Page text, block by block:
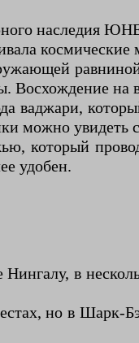
наследия
на
ваджари,
можно увидеть
который
удобен.
в
но в Шарк-